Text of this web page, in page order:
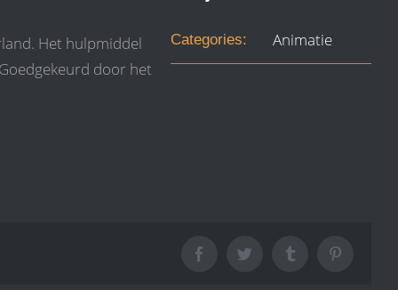
Het hulpmiddel
door het
Categories: Animatie
FacebookTwitter TumblrPinterest